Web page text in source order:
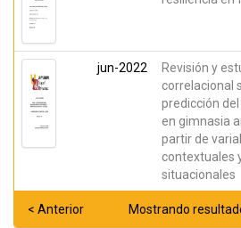
jun-2022
Revisión y
correlacional
predicción
en gimnasia
partir de
contextuales
situacionales
Mostrando
< Anterior